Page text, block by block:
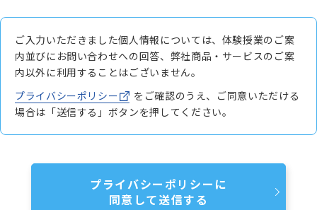
ご入力いただきました個人情報については、体験授業のご案
内並びにお問い合わせへの回答、弊社商品・サービスのご案
内以外に利用することはございません。
プライバシーポリシー
をご確認のうえ、ご同意いただける
場合は「送信する」ボタンを押してください。
プライバシーポリシーに
同意して送信する